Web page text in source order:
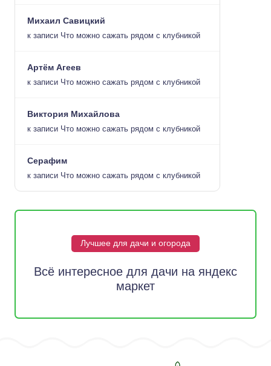
Михаил Савицкий
к записи Что можно сажать рядом с клубникой
Артём Агеев
к записи Что можно сажать рядом с клубникой
Виктория Михайлова
к записи Что можно сажать рядом с клубникой
Серафим
к записи Что можно сажать рядом с клубникой
Лучшее для дачи и огорода
Всё интересное для дачи на яндекс
маркет